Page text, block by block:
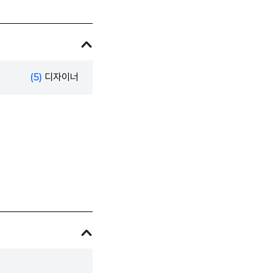
(5) 디자이너